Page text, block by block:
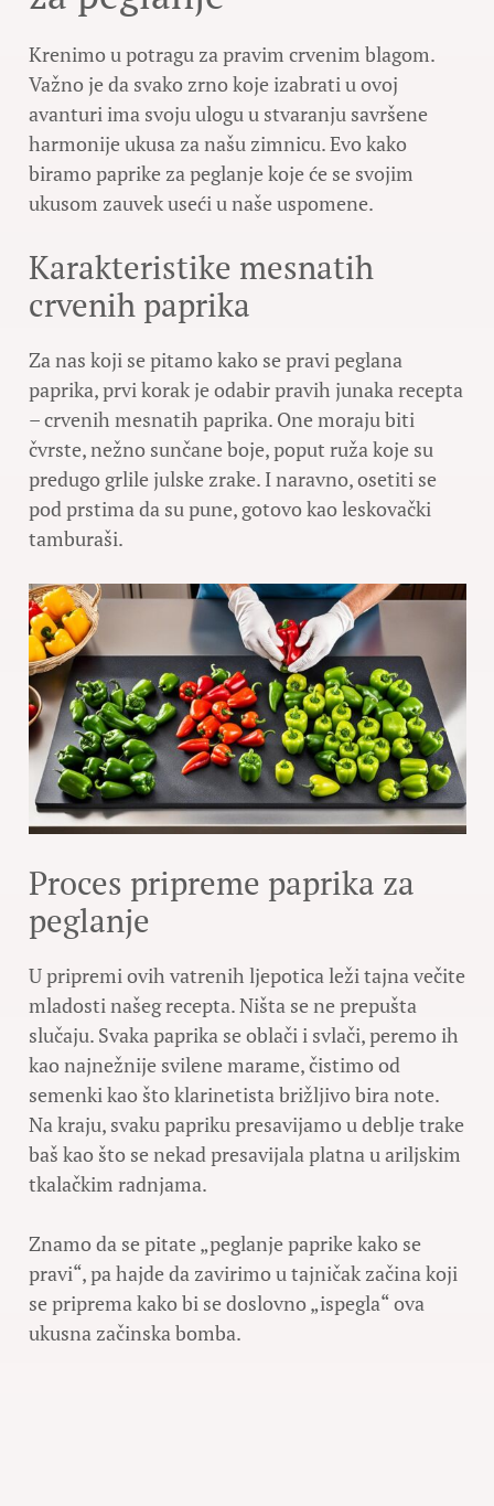
Krenimo u potragu za pravim crvenim blagom.
Važno je da svako zrno koje izabrati u ovoj
avanturi ima svoju ulogu u stvaranju savršene
harmonije ukusa za našu zimnicu. Evo kako
biramo paprike za peglanje koje će se svojim
ukusom zauvek useći u naše uspomene.
Karakteristike mesnatih
crvenih paprika
Za nas koji se pitamo kako se pravi peglana
paprika, prvi korak je odabir pravih junaka recepta
– crvenih mesnatih paprika. One moraju biti
čvrste, nežno sunčane boje, poput ruža koje su
predugo grlile julske zrake. I naravno, osetiti se
pod prstima da su pune, gotovo kao leskovački
tamburaši.
Proces pripreme paprika za
peglanje
U pripremi ovih vatrenih ljepotica leži tajna večite
mladosti našeg recepta. Ništa se ne prepušta
slučaju. Svaka paprika se oblači i svlači, peremo ih
kao najnežnije svilene marame, čistimo od
semenki kao što klarinetista brižljivo bira note.
Na kraju, svaku papriku presavijamo u deblje trake
baš kao što se nekad presavijala platna u ariljskim
tkalačkim radnjama.
Znamo da se pitate „peglanje paprike kako se
pravi“, pa hajde da zavirimo u tajničak začina koji
se priprema kako bi se doslovno „ispegla“ ova
ukusna začinska bomba.